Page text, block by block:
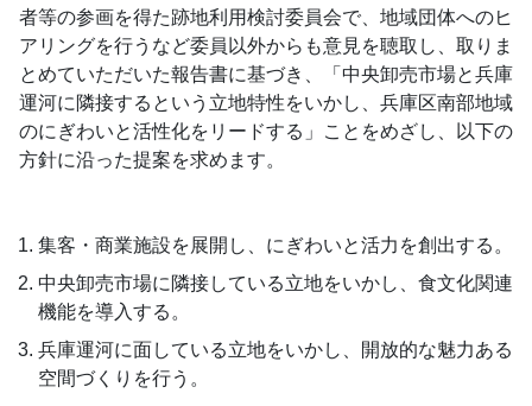
者等の参画を得た跡地利用検討委員会で、地域団体へのヒ
アリングを行うなど委員以外からも意見を聴取し、取りま
とめていただいた報告書に基づき、「中央卸売市場と兵庫
運河に隣接するという立地特性をいかし、兵庫区南部地域
のにぎわいと活性化をリードする」ことをめざし、以下の
方針に沿った提案を求めます。
集客・商業施設を展開し、にぎわいと活力を創出する。
中央卸売市場に隣接している立地をいかし、食文化関連
機能を導入する。
兵庫運河に面している立地をいかし、開放的な魅力ある
空間づくりを行う。